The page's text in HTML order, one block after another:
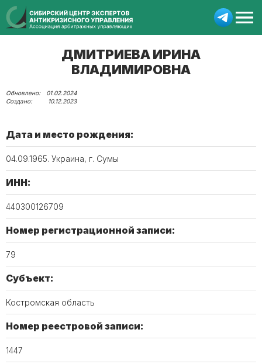
ДМИТРИЕВА ИРИНА
ВЛАДИМИРОВНА
01.02.2024
10.12.2023
Дата и место рождения:
04.09.1965. Украина, г. Сумы
ИНН:
440300126709
Номер регистрационной записи:
79
Субъект:
Костромская область
Номер реестровой записи:
1447